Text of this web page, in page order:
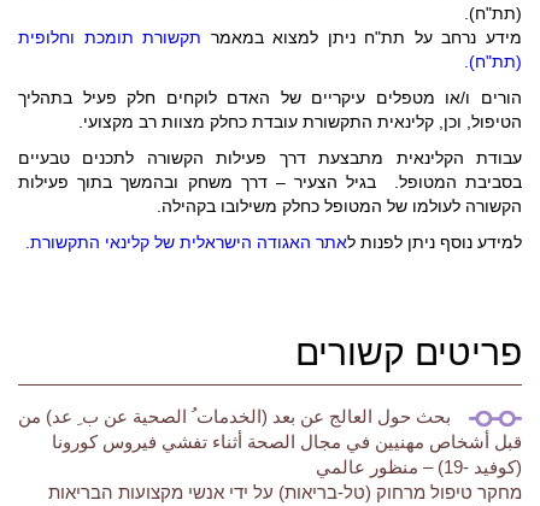
(תת"ח).
מידע נרחב על תת"ח ניתן למצוא במאמר תקשורת תומכת וחלופית
(תת"ח).
הורים ו/או מטפלים עיקריים של האדם לוקחים חלק פעיל בתהליך
הטיפול, וכן, קלינאית התקשורת עובדת כחלק מצוות רב מקצועי.
עבודת הקלינאית מתבצעת דרך פעילות הקשורה לתכנים טבעיים
בסביבת המטופל. בגיל הצעיר – דרך משחק ובהמשך בתוך פעילות
הקשורה לעולמו של המטופל כחלק משילובו בקהילה.
למידע נוסף ניתן לפנות לאתר האגודה הישראלית של קלינאי התקשורת
פריטים קשורים
بحث حول العالج عن بعد (الخدمات ُ الصحية عن ب ِ عد) من
قبل أشخاص مهنيين في مجال الصحة أثناء تفشي فيروس كورونا
(كوفيد -19) – منظور عالمي
מחקר טיפול מרחוק (טל-בריאות) על ידי אנשי מקצועות הבריאות